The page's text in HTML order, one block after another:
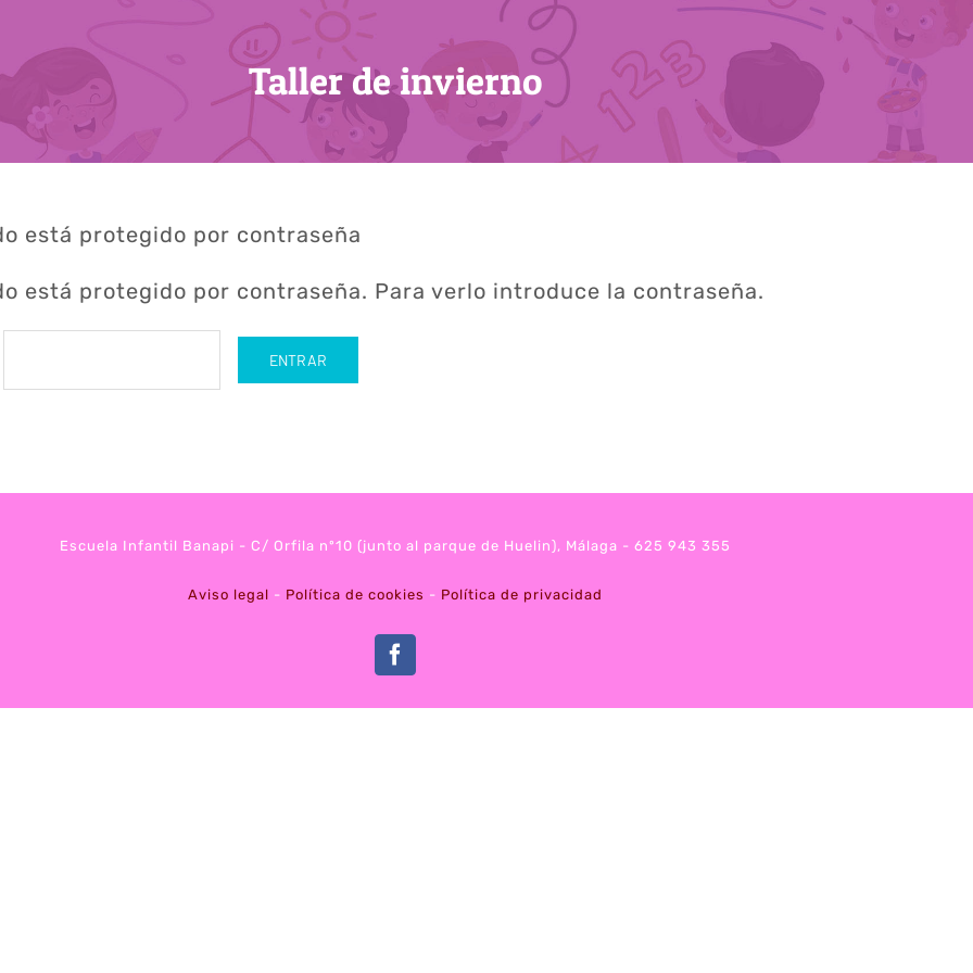
Taller de invierno
está protegido por contraseña
está protegido por contraseña. Para verlo introduce la contraseña.
Escuela Infantil Banapi - C/ Orfila nº10 (junto al parque de Huelin), Málaga - 625 943 355
Aviso legal - Política de cookies - Política de privacidad
Facebook